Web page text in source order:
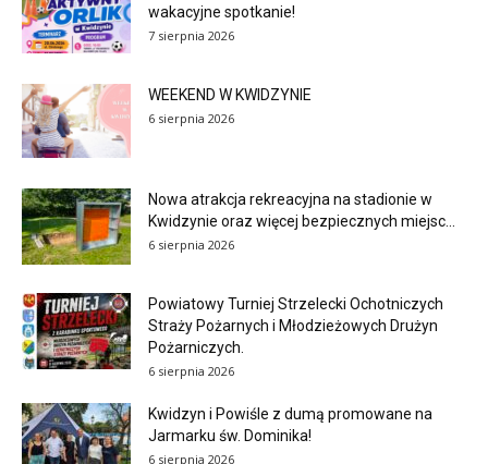
wakacyjne spotkanie!
7 sierpnia 2026
WEEKEND W KWIDZYNIE
6 sierpnia 2026
Nowa atrakcja rekreacyjna na stadionie w
Kwidzynie oraz więcej bezpiecznych miejsc...
6 sierpnia 2026
Powiatowy Turniej Strzelecki Ochotniczych
Straży Pożarnych i Młodzieżowych Drużyn
Pożarniczych.
6 sierpnia 2026
Kwidzyn i Powiśle z dumą promowane na
Jarmarku św. Dominika!
6 sierpnia 2026